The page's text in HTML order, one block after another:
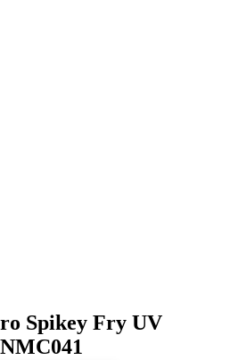
Spikey Fry UV